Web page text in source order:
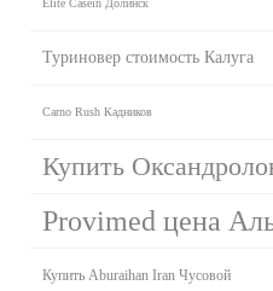
Elite Casein Долинск
Туриновер стоимость Калуга
Carno Rush Кадников
Купить
Provimed цена
Купить Aburaihan Iran Чусовой